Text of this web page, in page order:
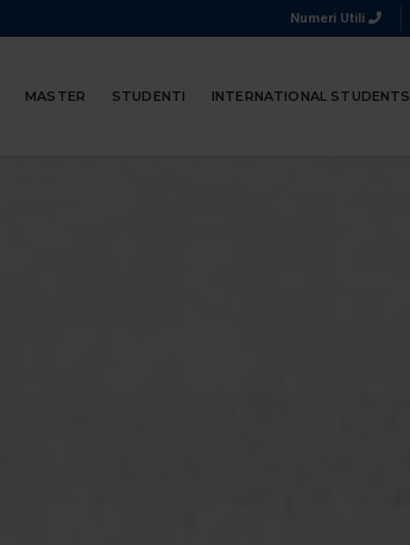
Numeri Utili
MASTER STUDENTI INTERNATIONAL STUDENTS